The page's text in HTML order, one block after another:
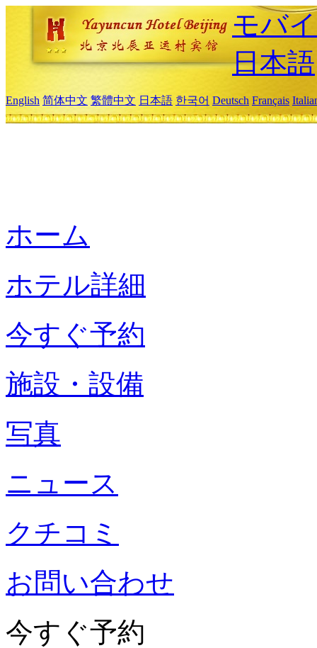
モバ
日本語
English 简体中文 繁體中文 日本語 한국어 Deutsch Français
ホーム
ホテル詳細
今すぐ予約
施設・設備
写真
ニュース
クチコミ
お問い合わせ
今すぐ予約